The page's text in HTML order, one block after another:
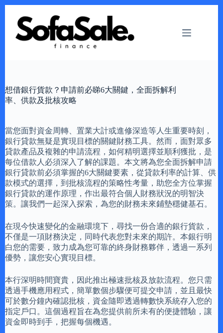
content
想借銀行貨款？申請前必睇6大關鍵，全面拆解利
率、供款及批核攻略
當您面對資金周轉、置業大計或進修深造等人生重要時刻，
銀行貸款無疑是實現目標的關鍵財務工具。然而，面對眾多
貸款產品及複雜的申請流程，如何精明選擇並順利獲批，是
每位借款人必須深入了解的課題。本文將為您全面拆解申請
銀行貸款前必須掌握的6大關鍵要素，從貸款利率的計算、供
款模式的選擇，到批核流程的策略性考量，助您全方位掌握
銀行貸款的運作原理，作出最符合個人財務狀況的明智決
策。讓我們一起深入探索，為您的財務未來鋪墊穩健基石。
在現今快速變化的金融環境下，尋找一份合適的銀行貨款，
不僅是一項財務決定，同時代表您對未來的期許。本銀行明
白您的需要，致力成為您可靠的終身財務夥伴，透過一系列
優勢，讓您安心實現目標。
本行深明時間寶貴，因此推出極速批核及放款流程。您只需
透過手機應用程式，簡單數個步驟便可提交申請，並且最快
可於數分鐘內確認批核，資金隨即透過轉數快系統存入您的
指定戶口。這個過程旨在為您提供前所未有的便捷體驗，讓
資金即時到手，把握每個機遇。